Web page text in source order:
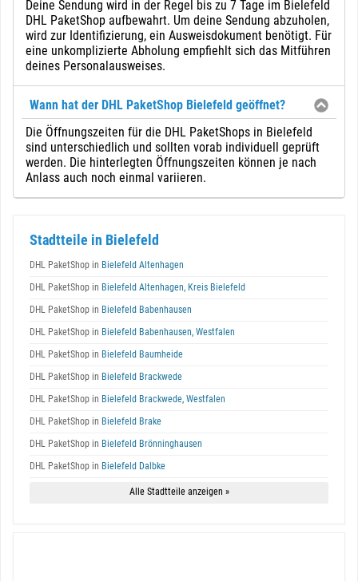
Deine Sendung wird in der Regel bis zu 7 Tage im Bielefeld
DHL PaketShop aufbewahrt. Um deine Sendung abzuholen,
wird zur Identifizierung, ein Ausweisdokument benötigt. Für
eine unkomplizierte Abholung empfiehlt sich das Mitführen
deines Personalausweises.
Wann hat der DHL PaketShop Bielefeld geöffnet?
Die Öffnungszeiten für die DHL PaketShops in Bielefeld
sind unterschiedlich und sollten vorab individuell geprüft
werden. Die hinterlegten Öffnungszeiten können je nach
Anlass auch noch einmal variieren.
Stadtteile in Bielefeld
DHL PaketShop in Bielefeld Altenhagen
DHL PaketShop in Bielefeld Altenhagen, Kreis Bielefeld
DHL PaketShop in Bielefeld Babenhausen
DHL PaketShop in Bielefeld Babenhausen, Westfalen
DHL PaketShop in Bielefeld Baumheide
DHL PaketShop in Bielefeld Brackwede
DHL PaketShop in Bielefeld Brackwede, Westfalen
DHL PaketShop in Bielefeld Brake
DHL PaketShop in Bielefeld Brönninghausen
DHL PaketShop in Bielefeld Dalbke
Alle Stadtteile anzeigen »